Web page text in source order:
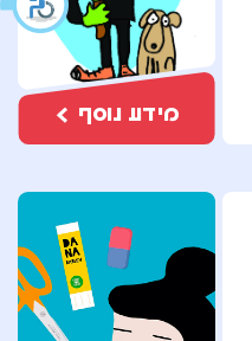
מידע נוסף